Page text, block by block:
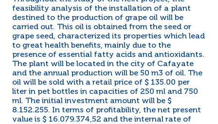
feasibility analysis of the installation of a plant
destined to the production of grape oil will be
carried out. This oil is obtained from the seed or
grape seed, characterized its properties which lead
to great health benefits, mainly due to the
presence of essential fatty acids and antioxidants.
The plant will be located in the city of Cafayate
and the annual production will be 50 m3 of oil. The
oil will be sold with a retail price of $ 135.00 per
liter in pet bottles in capacities of 250 ml and 750
ml. The initial investment amount will be $
8.152.255. In terms of profitability, the net present
value is $ 16.079.374,52 and the internal rate of